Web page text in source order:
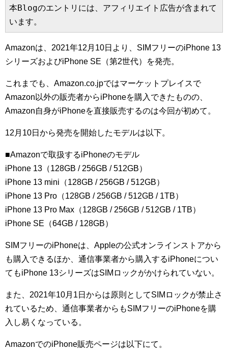
本Blogのエントリには、アフィリエイト広告が含まれて
います。
Amazonは、2021年12月10日より、SIMフリーのiPhone 13
シリーズおよびiPhone SE（第2世代）を発売。
これまでも、Amazon.co.jpではマーケットプレイスで
Amazon以外の販売者からiPhoneを購入できたものの、
Amazon自身がiPhoneを直接販売するのは今回が初めて。
12月10日から発売を開始したモデルは以下。
■Amazonで取扱するiPhoneのモデル
iPhone 13（128GB / 256GB / 512GB）
iPhone 13 mini（128GB / 256GB / 512GB）
iPhone 13 Pro（128GB / 256GB / 512GB / 1TB）
iPhone 13 Pro Max（128GB / 256GB / 512GB / 1TB）
iPhone SE（64GB / 128GB）
SIMフリーのiPhoneは、Appleの公式オンラインストアから
も購入できるほか、通信事業者から購入するiPhoneについ
てもiPhone 13シリーズはSIMロックがかけられていない。
また、2021年10月1日からは原則としてSIMロックが禁止さ
れているため、通信事業者からもSIMフリーのiPhoneを購
入し易くなっている。
AmazonでのiPhone販売ページは以下にて。